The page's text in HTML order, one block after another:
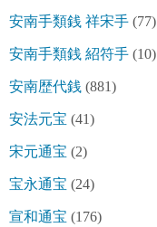
安南手類銭 祥宋手 (77)
安南手類銭 紹符手 (10)
安南歴代銭 (881)
安法元宝 (41)
宋元通宝 (2)
宝永通宝 (24)
宣和通宝 (176)